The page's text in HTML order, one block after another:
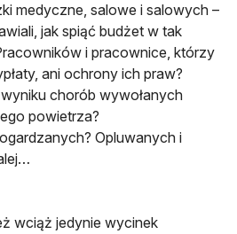
medyczne, salowe i salowych –
jak spiąć budżet w tak
i pracownice, którzy
ani ochrony ich praw?
chorób wywołanych
powietrza?
Opluwanych i
wciąż jedynie wycinek